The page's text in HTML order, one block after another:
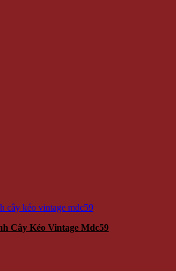
Cây Kéo Vintage Mdc59